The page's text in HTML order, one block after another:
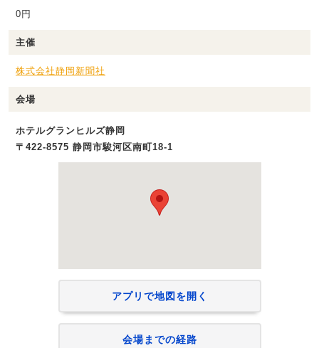
0円
主催
株式会社静岡新聞社
会場
ホテルグランヒルズ静岡
〒422-8575 静岡市駿河区南町18-1
アプリで地図を開く
会場までの経路